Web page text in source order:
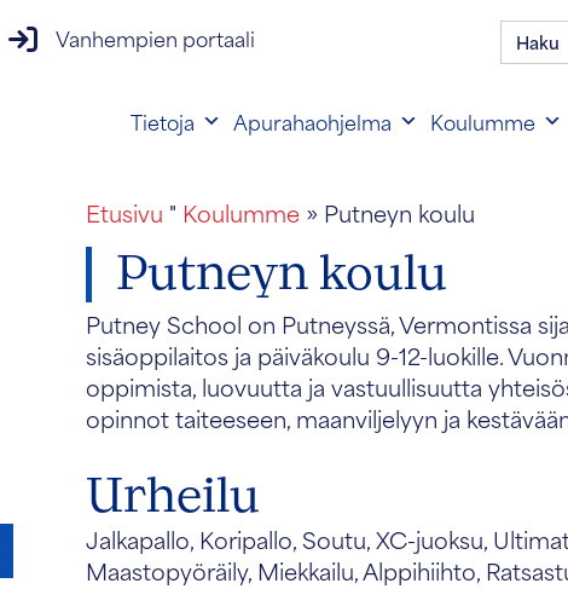
vanhempien portaalin kirjautuminen
Vanhempien portaali Hae:
Tietoja Apurahaohjelma Koulumme
Etusivu " Koulumme » Putneyn koulu
Putneyn koulu
Putney School on Putneyssä, Vermontissa
sisäoppilaitos ja päiväkoulu 9-12-luokille.
oppimista, luovuutta ja vastuullisuutta
opinnot taiteeseen, maanviljelyyn ja
Urheilu
Jalkapallo, Koripallo, Soutu, XC-juoksu,
Maastopyöräily, Miekkailu, Alppihiihto,